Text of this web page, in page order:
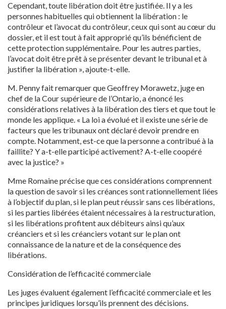
Cependant, toute libération doit être justifiée. Il y a les
personnes habituelles qui obtiennent la libération : le
contrôleur et l’avocat du contrôleur, ceux qui sont au cœur du
dossier, et il est tout à fait approprié qu’ils bénéficient de
cette protection supplémentaire. Pour les autres parties,
l’avocat doit être prêt à se présenter devant le tribunal et à
justifier la libération », ajoute-t-elle.
M. Penny fait remarquer que Geoffrey Morawetz, juge en
chef de la Cour supérieure de l’Ontario, a énoncé les
considérations relatives à la libération des tiers et que tout le
monde les applique. « La loi a évolué et il existe une série de
facteurs que les tribunaux ont déclaré devoir prendre en
compte. Notamment, est-ce que la personne a contribué à la
faillite? Y a-t-elle participé activement? A-t-elle coopéré
avec la justice? »
Mme Romaine précise que ces considérations comprennent
la question de savoir si les créances sont rationnellement liées
à l’objectif du plan, si le plan peut réussir sans ces libérations,
si les parties libérées étaient nécessaires à la restructuration,
si les libérations profitent aux débiteurs ainsi qu’aux
créanciers et si les créanciers votant sur le plan ont
connaissance de la nature et de la conséquence des
libérations.
Considération de l’efficacité commerciale
Les juges évaluent également l’efficacité commerciale et les
principes juridiques lorsqu’ils prennent des décisions.